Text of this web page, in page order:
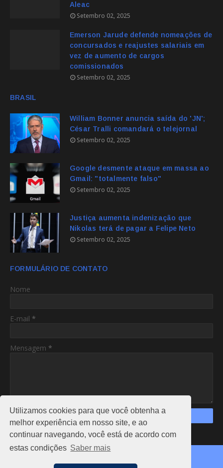
Utilizamos cookies para que você obtenha a
melhor experiência em nosso site, e ao
continuar navegando, você está de acordo com
estas condições Saber mais
Aleac
Setembro 02, 2025
Emerson Jarude defende nomeações de
concursados e reajustes salariais em
vez de aumento de cargos
comissionados
Setembro 02, 2025
BRASIL
William Bonner anuncia saída do 'JN';
César Tralli comandará o telejornal
Setembro 02, 2025
Google desmente ataque em massa ao
Gmail: "totalmente falso"
Setembro 02, 2025
Justiça aumenta indenização que
Nikolas terá de pagar a Felipe Neto
Setembro 02, 2025
FORMULÁRIO DE CONTATO
Nome
E-mail *
Mensagem *
https://www.am24hs.com/